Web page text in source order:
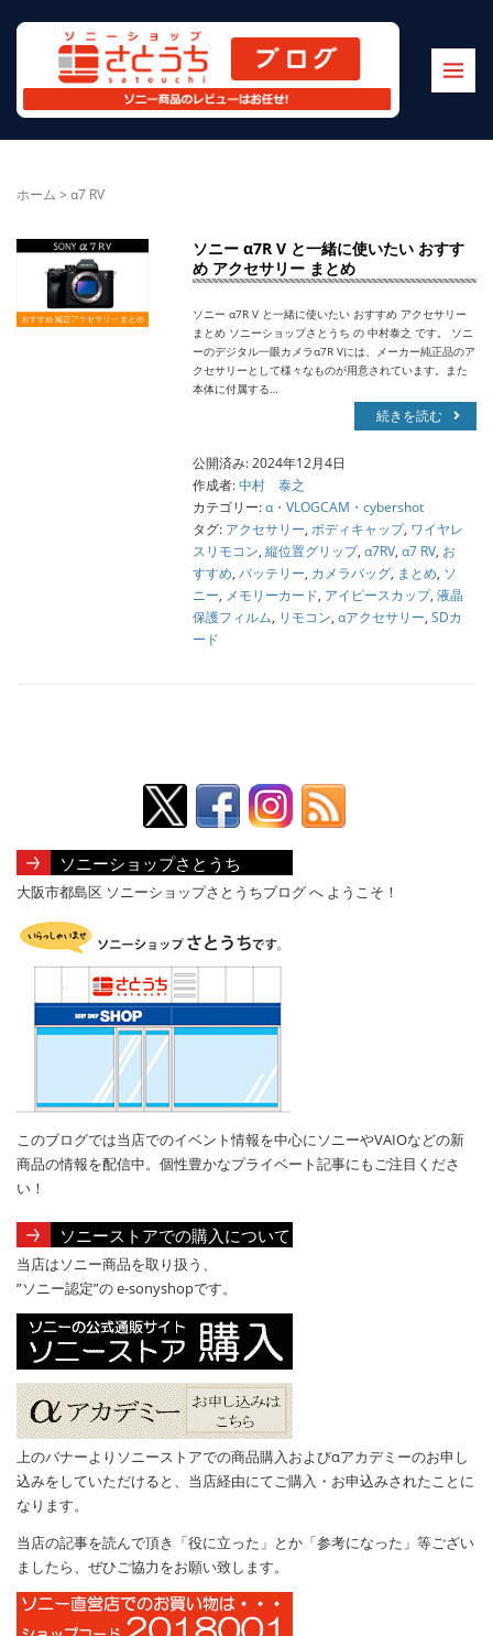
ホーム > α7 RV
ソニー α7R V と一緒に使いたい おすす
め アクセサリー まとめ
ソニー α7R V と一緒に使いたい おすすめ アクセサリー
まとめ ソニーショップさとうち の 中村泰之 です。 ソニ
ーのデジタル一眼カメラα7R Vには、メーカー純正品のア
クセサリーとして様々なものが用意されています。また
本体に付属する…
続きを読む
公開済み: 2024年12月4日
作成者:中村 泰之
カテゴリー:α・VLOGCAM・cybershot
タグ: アクセサリー, ボディキャップ, ワイヤレ
スリモコン, 縦位置グリップ, α7RV, α7 RV, お
すすめ, バッテリー, カメラバッグ, まとめ, ソ
ニー, メモリーカード, アイピースカップ, 液晶
保護フィルム, リモコン, αアクセサリー, SDカ
ード
ソニーショップさとうち
大阪市都島区 ソニーショップさとうちブログ へ ようこそ！
このブログでは当店でのイベント情報を中心にソニーやVAIOなどの新
商品の情報を配信中。個性豊かなプライベート記事にもご注目くださ
い！
ソニーストアでの購入について
当店はソニー商品を取り扱う、
”ソニー認定”の e-sonyshopです。
上のバナーよりソニーストアでの商品購入およびαアカデミーのお申し
込みをしていただけると、当店経由にてご購入・お申込みされたことに
なります。
当店の記事を読んで頂き「役に立った」とか「参考になった」等ござい
ましたら、ぜひご協力をお願い致します。